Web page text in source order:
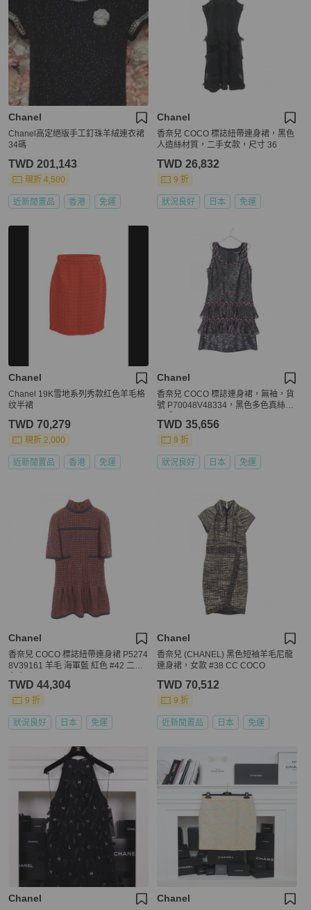
Chanel
Chanel高定絕版手工釘珠羊絨連衣裙
34碼
TWD 201,143
現折 4,500
近新閒置品 香港 免運
Chanel
香奈兒 COCO 標誌紐帶連身裙，黑色
人造絲材質，二手女款，尺寸 36
TWD 26,832
9 折
狀況良好 日本 免運
Chanel
Chanel 19K雪地系列秀款红色羊毛格
纹半裙
TWD 70,279
現折 2,000
近新閒置品 香港 免運
Chanel
香奈兒 COCO 標誌連身裙，無袖，貨
號 P70048V48334，黑色多色真絲，
TWD 35,656
9 折
狀況良好 日本 免運
Chanel
香奈兒 COCO 標誌紐帶連身裙 P5274
8V39161 羊毛 海軍藍 紅色 #42 二手
TWD 44,304
9 折
狀況良好 日本 免運
Chanel
香奈兒 (CHANEL) 黑色短袖羊毛尼龍
連身裙，女款 #38 CC COCO
TWD 70,512
9 折
近新閒置品 日本 免運
Chanel Chanel